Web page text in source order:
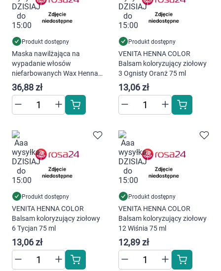
Korzystamy z plików cookies w celu
dostosowania zawartości serwisu do Twoich
preferencji. Więcej informacji znajdziesz w
naszejpolityce prywatności. Możesz określić
warunki przechowywania lub dostępu do
"Ustawienia" lub możesz zaakceptować
ustawienia wszystkich cookies klikając
AKCEPTUJĘ WSZYSTKIE
Ustawienia
AKCEPTUJĘ WSZYSTKIE
Produkt dostępny
Maska nawilżająca na
wypadanie włosów
niefarbowanych Wax Henna
240 ml
36,88 zł
Produkt dostępny
VENITA HENNA COLOR
Balsam koloryzujący ziołowy
3 Ognisty Oranż 75 ml
13,06 zł
Produkt dostępny
VENITA HENNA COLOR
Balsam koloryzujący ziołowy
6 Tycjan 75 ml
13,06 zł
Produkt dostępny
VENITA HENNA COLOR
Balsam koloryzujący ziołowy
12 Wiśnia 75 ml
12,89 zł